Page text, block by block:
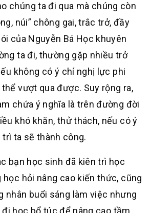
chúng ta đi qua mà chúng còn
núi” chông gai, trắc trở, đầy
của Nguyễn Bá Học khuyên
ta đi, thường gặp nhiều trở
không có ý chí nghị lực phi
vượt qua được. Suy rộng ra,
chứa ý nghĩa là trên đường đời
khó khăn, thử thách, nếu có ý
ta sẽ thành công.
bạn học sinh đã kiên trì học
học hỏi nâng cao kiến thức, cũng
nhân buổi sáng làm việc nhưng
học bổ túc để nâng cao tầm